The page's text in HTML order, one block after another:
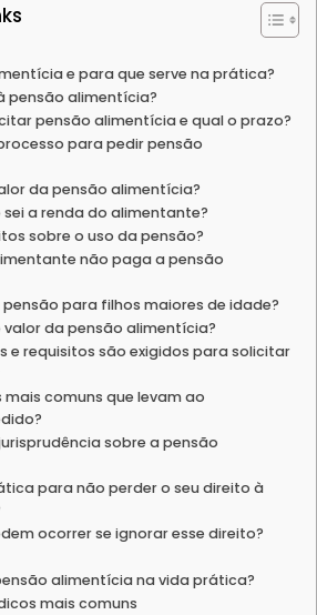
e para que serve na prática?
pensão alimentícia?
pensão alimentícia e qual o prazo?
para pedir pensão
da pensão alimentícia?
sei a renda do alimentante?
sobre o uso da pensão?
não paga a pensão
para filhos maiores de idade?
valor da pensão alimentícia?
e requisitos são exigidos para solicitar
comuns que levam ao
sobre a pensão
para não perder o seu direito à
ocorrer se ignorar esse direito?
alimentícia na vida prática?
mais comuns